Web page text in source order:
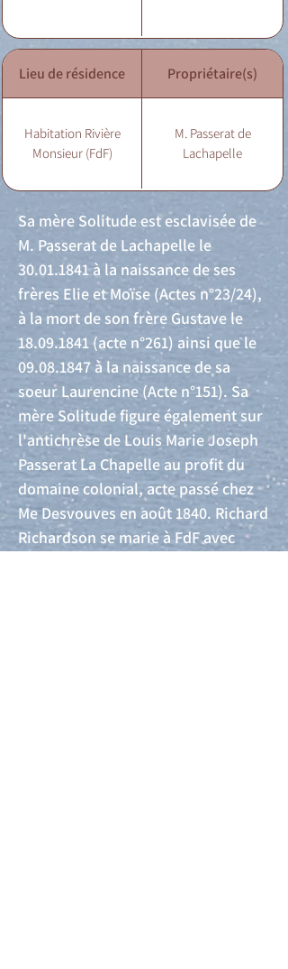
Lieu de résidence Propriétaire(s)
Habitation Rivière
Monsieur (FdF)
M. Passerat de
Lachapelle
Sa mère Solitude est esclavisée de
M. Passerat de Lachapelle le
30.01.1841à la naissance de ses
frères Elie et Moïse (Actes n°23/24),
à la mort de son frère Gustave le
18.09.1841(acte n°261) ainsi que le
09.08.1847 à la naissance de sa
soeur Laurencine (Acte n°151). Sa
mère Solitude figure également sur
l'antichrèse de Louis Marie Joseph
Passerat La Chapelle au profit du
domaine colonial, acte passé chez
Me Desvouves en août 1840. Richard
Richardson se marie à FdF avec